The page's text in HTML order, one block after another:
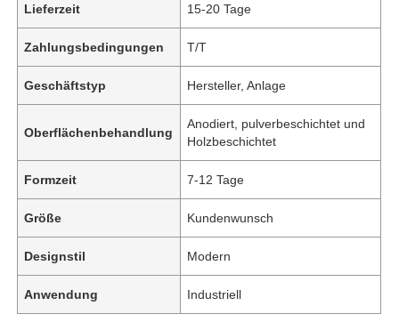
Lieferzeit 15-20 Tage
Zahlungsbedingungen T/T
Geschäftstyp Hersteller, Anlage
Oberflächenbehandlung
Anodiert, pulverbeschichtet und
Holzbeschichtet
Formzeit 7-12 Tage
Größe Kundenwunsch
Designstil Modern
Anwendung Industriell